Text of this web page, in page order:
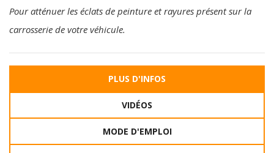
Pour atténuer les éclats de peinture et rayures présent sur la
carrosserie de votre véhicule.
PLUS D'INFOS
VIDÉOS
MODE D'EMPLOI